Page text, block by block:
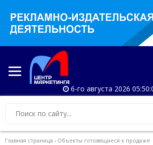
6-го августа 2026
Главная страница › Объекты готовящиеся к продаже